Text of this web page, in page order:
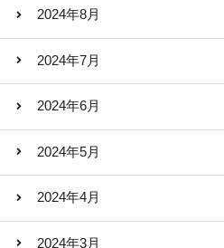
2024年8月
2024年7月
2024年6月
2024年5月
2024年4月
2024年3月